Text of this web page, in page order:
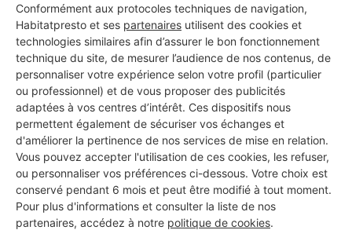
Conformément aux protocoles techniques de navigation,
Habitatpresto et ses partenaires utilisent des cookies et
technologies similaires afin d’assurer le bon fonctionnement
technique du site, de mesurer l’audience de nos contenus, de
personnaliser votre expérience selon votre profil (particulier
ou professionnel) et de vous proposer des publicités
adaptées à vos centres d’intérêt. Ces dispositifs nous
permettent également de sécuriser vos échanges et
d'améliorer la pertinence de nos services de mise en relation.
Vous pouvez accepter l'utilisation de ces cookies, les refuser,
ou personnaliser vos préférences ci-dessous. Votre choix est
conservé pendant 6 mois et peut être modifié à tout moment.
Pour plus d'informations et consulter la liste de nos
partenaires, accédez à notre politique de cookies.
Vous souhaitez réaliser des travaux et ne savez quel professionnel
choisir ? Demandez des devis travauxauprès de notre réseau de 5 000
professionnels partout en France.
DEMANDER UN DEVIS